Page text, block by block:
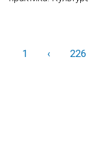
1 ‹Назад226